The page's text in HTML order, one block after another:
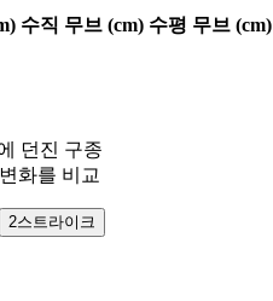
수직 무브 (cm) 수평 무브 (cm)
던진 구종
화를 비교
2스트라이크